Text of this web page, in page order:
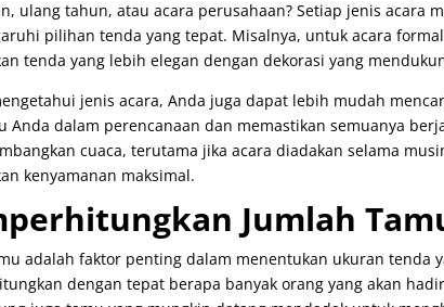
ulang tahun, atau acara perusahaan? Setiap jenis acara
pilihan tenda yang tepat. Misalnya, untuk acara
tenda yang lebih elegan dengan dekorasi yang
jenis acara, Anda juga dapat lebih mudah
Anda dalam perencanaan dan memastikan semuanya
cuaca, terutama jika acara diadakan selama
kenyamanan maksimal.
Jumlah
adalah faktor penting dalam menentukan ukuran tenda
dengan tepat berapa banyak orang yang akan